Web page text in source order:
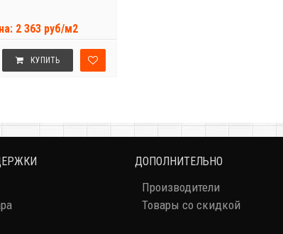
2 363 руб/м2
КУПИТЬ
ДОПОЛНИТЕЛЬНО
Производители
Товары со скидкой